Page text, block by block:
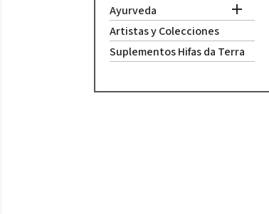
Ayurveda 
Artistas y Colecciones
Suplementos Hifas da Terra